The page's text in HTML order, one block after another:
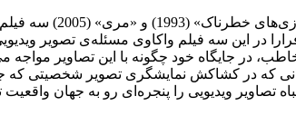
«فراموشی»
در این سه فیلم واکاوی مسئله‌ی تصویر
در جایگاه خود چگونه با این تصاویر
که در کشاکش نمایشگری تصویر شخصیتی
تصاویر ویدیویی را پنجره‌ای رو به جهان